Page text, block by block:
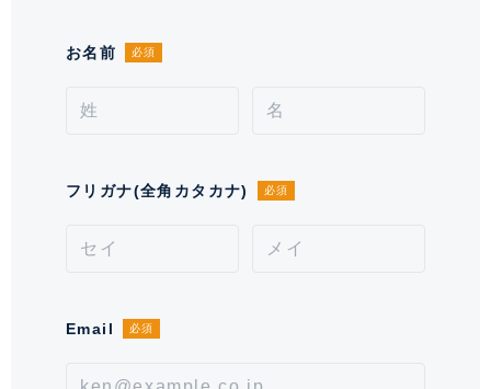
契約期間（期日）
保証会社可
大規模修繕工事あり
お名前 必須
フリガナ(全角カタカナ) 必須
Email 必須